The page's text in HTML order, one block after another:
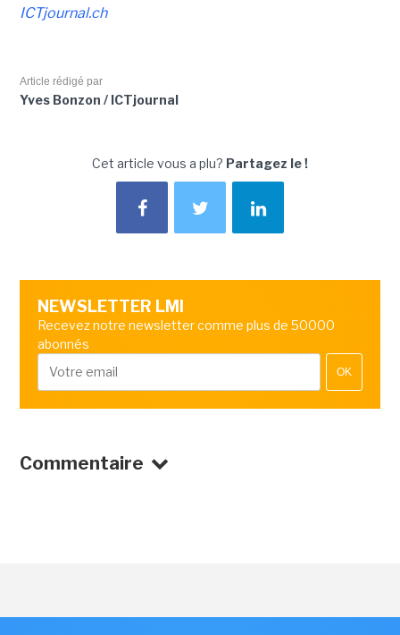
ICTjournal.ch
Article rédigé par
Yves Bonzon / ICTjournal
Cet article vous a plu? Partagez le !
NEWSLETTER LMI
Recevez notre newsletter comme plus de 50000
abonnés
OK
Commentaire